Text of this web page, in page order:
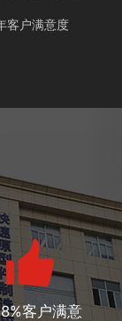
客户满意度
客户满意